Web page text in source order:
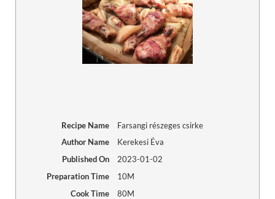
Recipe Name
Farsangi részeges csirke
Author Name
Kerekesi Éva
Published On
2023-01-02
Preparation Time
10M
Cook Time
80M